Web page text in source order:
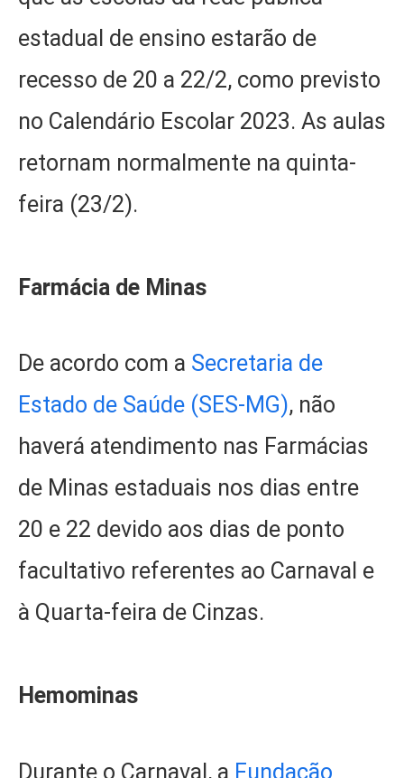
estadual de ensino estarão de
recesso de 20 a 22/2, como previsto
no Calendário Escolar 2023. As aulas
retornam normalmente na quinta-
feira (23/2).
Farmácia de Minas
De acordo com a Secretaria de
Estado de Saúde (SES-MG), não
haverá atendimento nas Farmácias
de Minas estaduais nos dias entre
20 e 22 devido aos dias de ponto
facultativo referentes ao Carnaval e
à Quarta-feira de Cinzas.
Hemominas
Durante o Carnaval, a Fundação